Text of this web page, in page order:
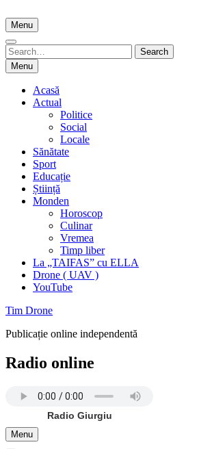
to
content
Menu
Search
for:
Search
Menu
Acasă
Actual
Politice
Social
Locale
Sănătate
Sport
Educație
Știință
Monden
Horoscop
Culinar
Vremea
Timp liber
La „TAIFAS” cu ELLA
Drone ( UAV )
YouTube
Tim Drone
Publicație online independentă
Radio online
Radio Giurgiu
Menu